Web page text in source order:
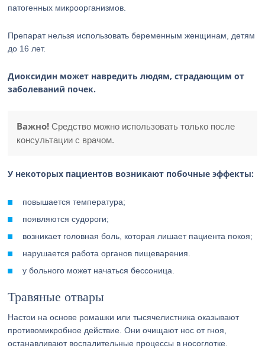
патогенных микроорганизмов.
Препарат нельзя использовать беременным женщинам, детям
до 16 лет.
Диоксидин может навредить людям, страдающим от
заболеваний почек.
Важно! Средство можно использовать только после
консультации с врачом.
У некоторых пациентов возникают побочные эффекты:
повышается температура;
появляются судороги;
возникает головная боль, которая лишает пациента покоя;
нарушается работа органов пищеварения.
у больного может начаться бессоница.
Травяные отвары
Настои на основе ромашки или тысячелистника оказывают
противомикробное действие. Они очищают нос от гноя,
останавливают воспалительные процессы в носоглотке.